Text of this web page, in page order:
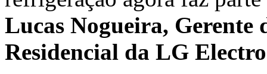
Lucas Nogueira,
Residencial da LG